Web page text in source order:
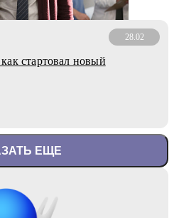
28.02
стартовал новый
ЕЩЕ